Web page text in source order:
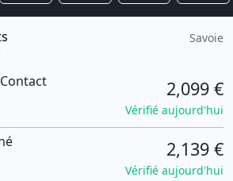
Savoie
2,099 €
Vérifié aujourd'hui
2,139 €
Vérifié aujourd'hui